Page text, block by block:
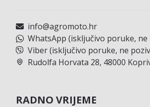
info@agromoto.hr
WhatsApp (isključivo poruke, ne
Viber (isključivo poruke, ne
Rudolfa Horvata 28, 48000
RADNO VRIJEME